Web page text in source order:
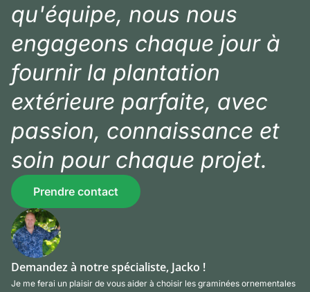
qu'équipe, nous nous
engageons chaque jour à
fournir la plantation
extérieure parfaite, avec
passion, connaissance et
soin pour chaque projet.
Prendre contact
Demandez à notre spécialiste, Jacko !
Je me ferai un plaisir de vous aider à choisir les graminées ornementales